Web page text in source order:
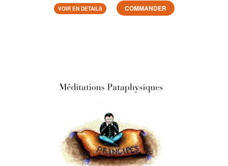
VOIR EN DETAILS COMMANDER